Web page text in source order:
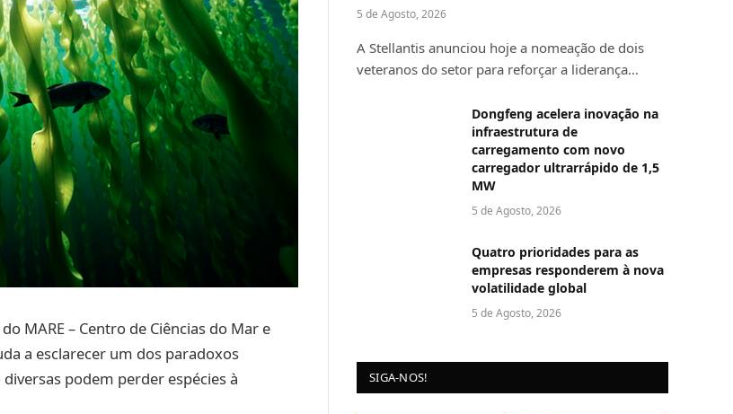
MARE – Centro de Ciências do Mar e
a esclarecer um dos paradoxos
podem perder espécies à
5 de Agosto, 2026
A Stellantis anunciou hoje a nomeação de dois
veteranos do setor para reforçar a liderança…
Dongfeng acelera inovação na
infraestrutura de
carregamento com novo
carregador ultrarrápido de 1,5
MW
5 de Agosto, 2026
Quatro prioridades para as
empresas responderem à nova
volatilidade global
5 de Agosto, 2026
SIGA-NOS!